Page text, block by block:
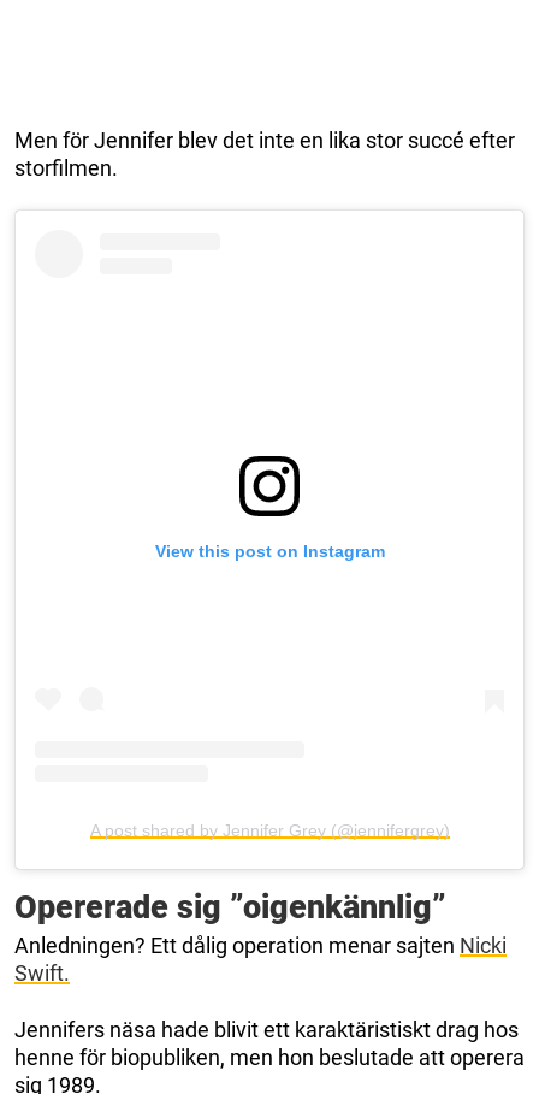
Men för Jennifer blev det inte en lika stor succé efter
storfilmen.
View this post on Instagram
A post shared by Jennifer Grey (@jennifergrey)
Opererade sig ”oigenkännlig”
Anledningen? Ett dålig operation menar sajten Nicki
Swift.
Jennifers näsa hade blivit ett karaktäristiskt drag hos
henne för biopubliken, men hon beslutade att operera
sig 1989.